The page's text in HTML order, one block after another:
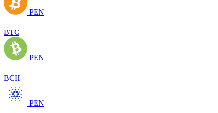
PEN
BTC
PEN
BCH
PEN